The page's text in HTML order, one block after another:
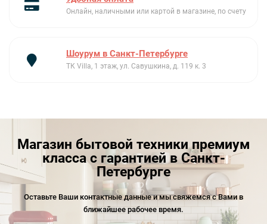
Онлайн, наличными или картой в магазине, по счету
Шоурум в Санкт-Петербурге
ТК Villa, 1 этаж, ул. Савушкина, д. 119 к. 3
Магазин бытовой техники премиум
класса с гарантией в Санкт-
Петербурге
Оставьте Ваши контактные данные и мы свяжемся с Вами в
ближайшее рабочее время.